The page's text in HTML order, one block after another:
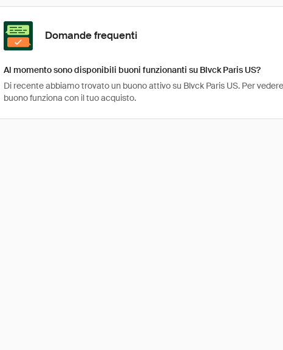
Domande frequenti
Al momento sono disponibili buoni funzionanti su Blvck Paris US?
Di recente abbiamo trovato un buono attivo su Blvck Paris US. Per
buono funziona con il tuo acquisto.